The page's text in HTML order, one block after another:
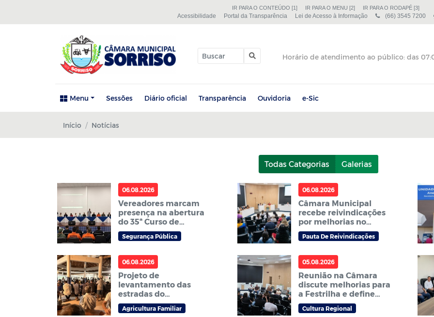
IR PARA O CONTEÚDO [1] IR PARA O MENU [2] IR PARA O RODAPÉ [3]
Acessibilidade Portal da Transparência Lei de Acesso à Informação (66) 3545 7200
Menu Sessões Diário oficial Transparência Ouvidoria e-Sic
Início Notícias
Todas Categorias Galerias
06.08.2026
Vereadores marcam
presença na abertura
do 35ª Curso de
Formação de Soldados
da PM
Segurança Pública
06.08.2026
Câmara Municipal
recebe reivindicações
por melhorias no
transporte escolar e na
carga horária dos ACS
Pauta De Reivindicações
06.08.2026
Projeto de
levantamento das
estradas do
Assentamento Jonas
Pinheiro é
Agricultura Familiar
05.08.2026
Reunião na Câmara
discute melhorias para
a Festrilha e define
comissão para o
próximo ano
Cultura Regional